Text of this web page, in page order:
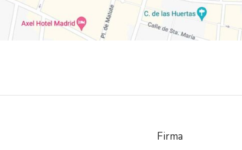
Firma